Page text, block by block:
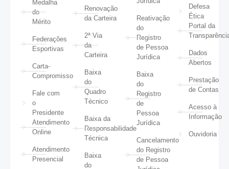
Medalha
do
Mérito
Federações
Esportivas
Carta-
Compromisso
Fale com
o
Presidente
Atendimento
Online
Atendimento
Presencial
Renovação
da Carteira
2ª Via
da
Carteira
Baixa
do
Quadro
Técnico
Baixa da
Responsabilidade
Técnica
Baixa
do
Reativação
do
Registro
de Pessoa
Jurídica
Baixa
do
Registro
de
Pessoa
Jurídica
Cancelamento
do Registro
de Pessoa
Defesa
Ética
Portal da
Dados
Abertos
Prestação
de Contas
Acesso à
Informação
Ouvidoria